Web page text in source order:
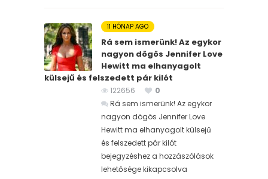
11 HÓNAP AGO
Rá sem ismerünk! Az egykor
nagyon dögös Jennifer Love
Hewitt ma elhanyagolt
külsejű és felszedett pár kilót
122656
0
Rá sem ismerünk! Az egykor
nagyon dögös Jennifer Love
Hewitt ma elhanyagolt külsejű
és felszedett pár kilót
bejegyzéshez a hozzászólások
lehetősége kikapcsolva